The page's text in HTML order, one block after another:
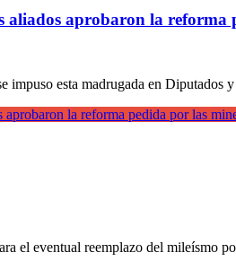
aliados aprobaron la reforma
impuso esta madrugada en
la reforma pedida por las
el eventual reemplazo del mileísmo